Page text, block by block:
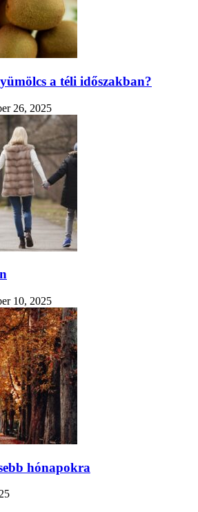
a téli időszakban?
26, 2025
10, 2025
hónapokra